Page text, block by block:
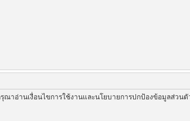
าอ่านเงื่อนไขการใช้งานและนโยบายการปกป้องข้อมูลส่วน